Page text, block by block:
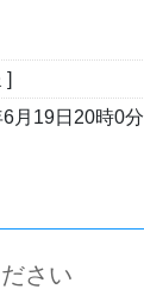
]
月19日20時0分